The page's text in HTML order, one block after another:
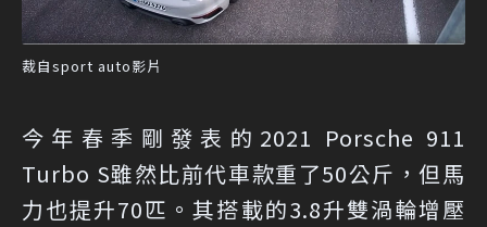
裁自sport auto影片
今年春季剛發表的2021 Porsche 911
Turbo S雖然比前代車款重了50公斤，但馬
力也提升70匹。其搭載的3.8升雙渦輪增壓